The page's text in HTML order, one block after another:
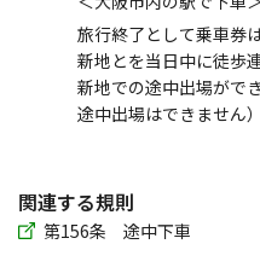
旅行終了として乗車券
新地とを当日中に徒歩
新地での途中出場がで
途中出場はできません）
関連する規則
第156条 途中下車